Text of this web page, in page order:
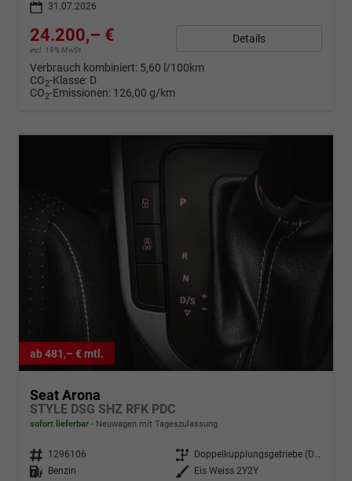
31.07.2026
24.200,– €
incl. 19% MwSt.
Details
Verbrauch kombiniert: 5,60 l/100km
CO2-Klasse: D
CO2-Emissionen: 126,00 g/km
ab 481,– € mtl.
Seat Arona
STYLE DSG SHZ RFK PDC
sofort lieferbar Neuwagen mit Tageszulassung
Fahrzeugnr. 1296106 Getriebe
Doppelkupplungsgetriebe (DSG)
Kraftstoff
Benzin Außenfarbe
Eis Weiss 2Y2Y